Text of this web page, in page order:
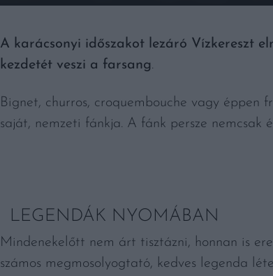
A karácsonyi időszakot lezáró Vízkereszt
kezdetét veszi a farsang.
Bignet, churros, croquembouche vagy éppen
saját, nemzeti fánkja. A fánk persze nemcsak
LEGENDÁK NYOMÁBAN
Mindenekelőtt nem árt tisztázni, honnan is
számos megmosolyogtató, kedves legenda